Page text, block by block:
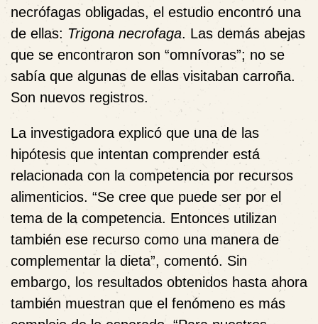
necrófagas obligadas, el estudio encontró una
de ellas: Trigona necrofaga. Las demás abejas
que se encontraron son “omnívoras”; no se
sabía que algunas de ellas visitaban carroña.
Son nuevos registros.
La investigadora explicó que una de las
hipótesis que intentan comprender está
relacionada con la competencia por recursos
alimenticios. “Se cree que puede ser por el
tema de la competencia. Entonces utilizan
también ese recurso como una manera de
complementar la dieta”, comentó. Sin
embargo, los resultados obtenidos hasta ahora
también muestran que el fenómeno es más